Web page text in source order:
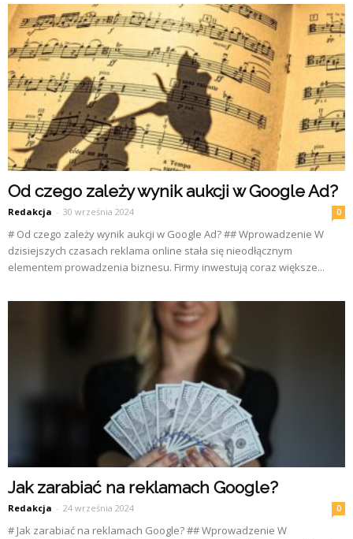
Od czego zależy wynik aukcji w Google Ad?
Redakcja - 30 września 2024 0
# Od czego zależy wynik aukcji w Google Ad? ## Wprowadzenie W
dzisiejszych czasach reklama online stała się nieodłącznym
elementem prowadzenia biznesu. Firmy inwestują coraz większe...
Jak zarabiać na reklamach Google?
Redakcja - 24 września 2024 0
# Jak zarabiać na reklamach Google? ## Wprowadzenie W